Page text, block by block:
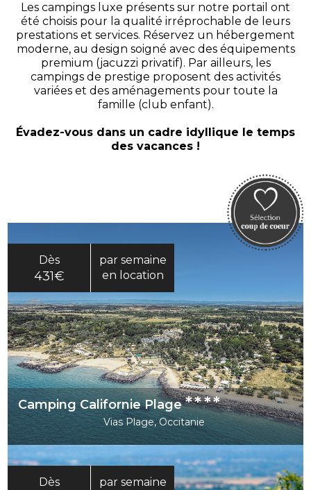
Les campings luxe présents sur notre portail ont
été choisis pour la qualité irréprochable de leurs
prestations et services. Réservez un hébergement
moderne, au design soigné avec des équipements
premium (jacuzzi privatif). Par ailleurs, les
campings de prestige proposent des activités
variées et des aménagements pour toute la
famille (club enfant).
Évadez-vous dans un cadre idyllique le temps
des vacances !
Dès
431€
par semaine
en location
Camping Californie Plage****
Vias Plage, Occitanie
Dès
par semaine